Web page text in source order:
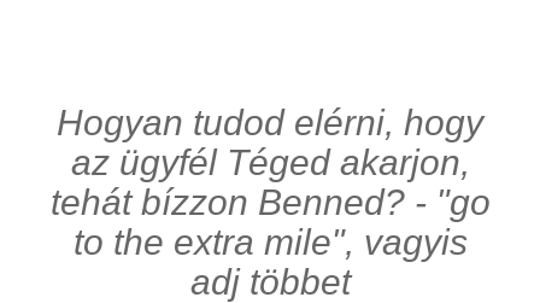
Hogyan tudod elérni, hogy
az ügyfél Téged akarjon,
tehát bízzon Benned? - "go
to the extra mile", vagyis
adj többet